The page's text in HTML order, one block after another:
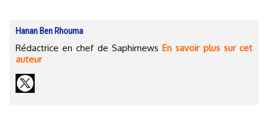
Hanan Ben Rhouma
Rédactrice en chef de SaphirnewsEn savoir plus sur cet
auteur